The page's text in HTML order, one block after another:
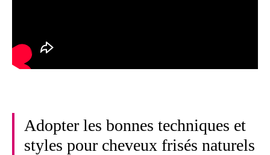
Adopter les bonnes techniques et
styles pour cheveux frisés naturels